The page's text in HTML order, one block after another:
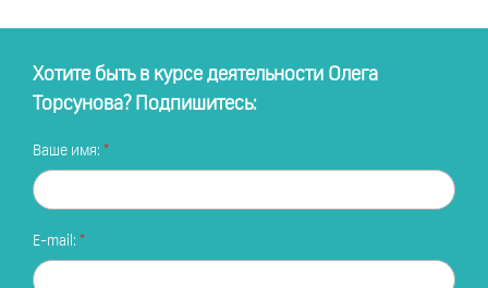
Хотите быть в курсе деятельности Олега
Торсунова? Подпишитесь:
Ваше имя:
E-mail: